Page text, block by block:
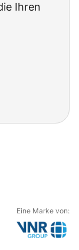
Ihren
Eine Marke von: